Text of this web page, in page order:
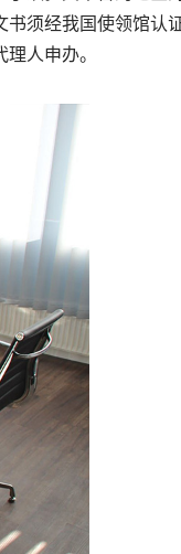
须经我国使领馆认证
人申办。